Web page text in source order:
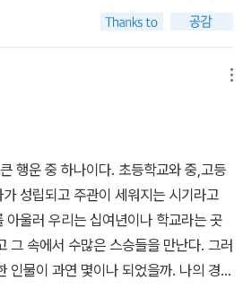
를 움직이는 것 등 아주 사적인 부분까
기에 귀기울여주고, 토론하며용감하게
이하려는 모리교수의 모습이애처롭게 느
당당한 모습이 아름다웠다고 생각된다.
삶을 살고자 했던 모리 교수 그리고선택
인연이 한편으로 부럽기도 했다. 스승과
몸을 숨기려하지 않고 병에 몸을 내주
신이 선 자리에서 최선을 다할 수 있는
길에 많은 사람들로 부터 사랑받은 모리
가 들려주는 한마디 한마디에 귀를 기울
못하고 껍데기를 쓰고 살아가거나지나
변사람들을 불편하게 부담스럽게 하는이
어리숙하고 미덥잖은 내게도모리는
승보다는 부족하게 마련,부끄러워말고
가봐야겠다.게으르지만 않다면...2004.
있는 일과 할 수 없는 일이 있음을 인
리지 말고 있는 그대로 받아들여라- 자
워라- 너무 늦어서 어떤 일을 할 수 없
에 누워있는 것은 죽어있는 것- 너무 빨
늦도록 매달려 있지도 마라-상반됨의 긴
네. 자넨 이것이 되고 싶지만, 다른 것을
행운 중 하나이다. 초등학교와 중,고등
성립되고 주관이 세워지는 시기라고
아울러 우리는 십여년이나 학교라는 곳
그 속에서 수많은 스승들을 만난다. 그러
인물이 과연 몇이나 되었을까. 나의 경우